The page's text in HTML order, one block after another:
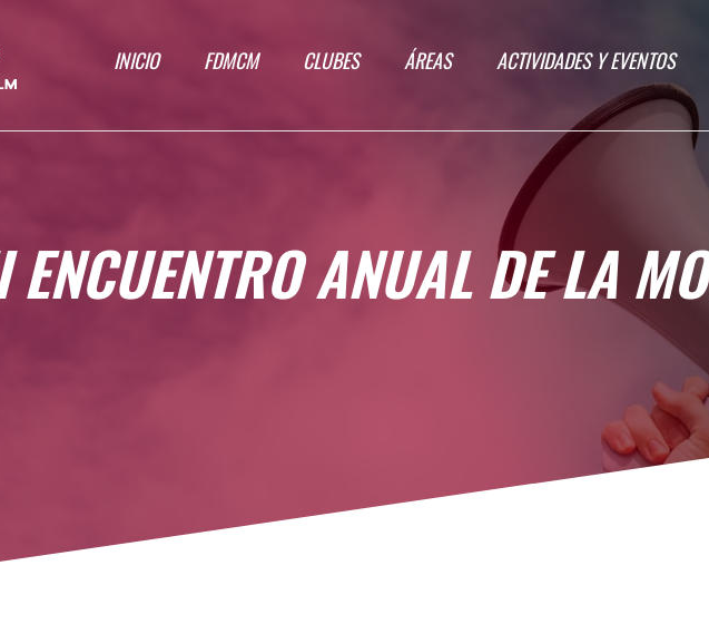
INICIO FDMCM CLUBES ÁREAS ACTIVIDADES Y EVENTOS
ANUAL DE LA